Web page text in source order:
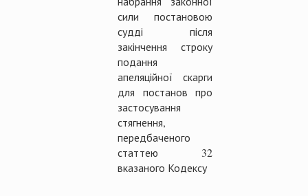
сили постановою
судді після
закінчення строку
подання
апеляційної скарги
для постанов про
застосування
стягнення,
передбаченого
статтею 32
вказаного Кодексу